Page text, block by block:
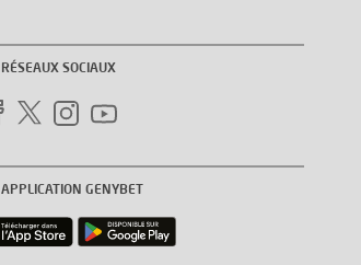
RÉSEAUX SOCIAUX
APPLICATION GENYBET